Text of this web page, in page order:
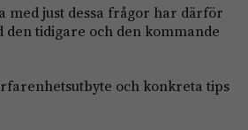
med just dessa frågor har därför
den tidigare och den kommande
och konkreta tips